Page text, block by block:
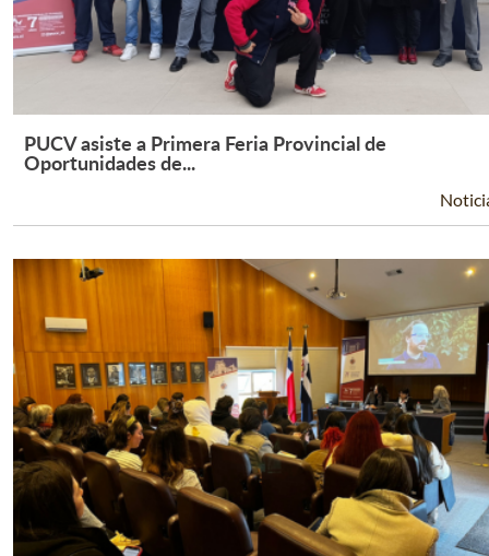
Leer Más +
PUCV asiste a Primera Feria Provincial de
Oportunidades de...